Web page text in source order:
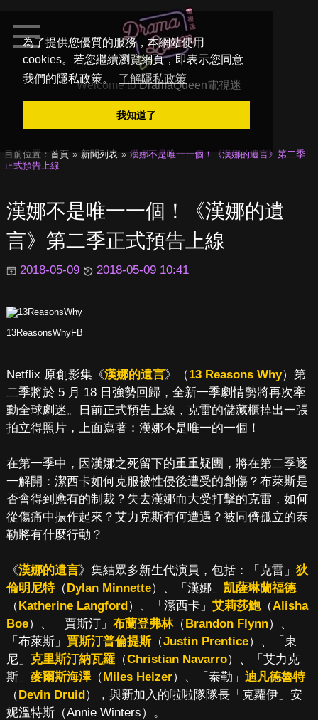
為了提供您優質的服務，本網站使用
cookies。若您繼續瀏覽網頁，即表示您同意
我們的隱私政策。
了解隱私政策
我知道了
Welcome toDramaQueen電視迷
目前位置： 首頁 新聞列表
漢娜不是唯一一個！《漢娜的遺言》第二季
正式預告上線
漢娜不是唯一一個！《漢娜的遺
言》第二季正式預告上線
2018-05-09 2018-05-09 10:41
13ReasonsWhyFB
Netflix 原創影集《漢娜的遺言》（13 Reasons Why）第
二季將於 5 月 18 日強勢回歸，全新一季劇情勢將再次牽
動全球劇迷。日前正式預告上線，克雷的儲藏櫃掉出一張
拍立得照片，上面寫著：漢娜不是唯一的一個！
在第一季中，因漢娜之死留下的重重疑團，將在第二季逐
一解開：潔西卡如何克服被性侵後遭受的創傷？布萊斯是
否會得到應有的制裁？失去漢娜而大受打擊的克雷，如何
從傷痛中振作起來？艾力克斯有何遭遇？被同儕孤立的泰
勒將有什麼行動？
《漢娜的遺言》集結眾多新生代演員，包括：「克雷」 狄
倫明尼特（Dylan Minnette）、「漢娜」 凱薩琳蘭福德
（Katherine Langford）、「潔西卡」 艾莉莎鮑（Alisha
Boe）、「賈斯汀」 布蘭登弗林（Brandon Flynn）、
「布萊斯」 賈斯汀普倫提斯（Justin Prentice）、「東
尼」 克里斯汀納瓦羅（Christian Navarro）、「艾力克
斯」 麥爾斯海澤（Miles Heizer）、「泰勒」 迪凡德魯特
（Devin Druid），與新加入的啦啦隊隊長「克蘿伊」安
妮溫特斯（Annie Winters）。